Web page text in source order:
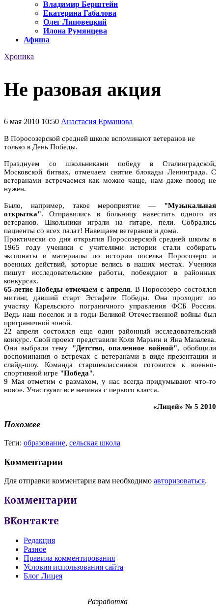
Владимир Берштейн
Екатерина Габалова
Олег Липовецкий
Илона Румянцева
Афиша
Хроника
Не разовая акция
6 мая 2010 10:50 Анастасия Ермашова
В Поросозерской средней школе вспоминают ветеранов не
только в День Победы.
Празднуем со школьниками победу в Сталинградской,
Московской битвах, отмечаем снятие блокады Ленинграда. С
ветеранами встречаемся как можно чаще, нам даже повод не
нужен.
Было, например, такое мероприятие — "Музыкальная
открытка". Отправились в больницу навестить одного из
ветеранов. Школьники играли на гитаре, пели. Собрались
пациенты со всех палат! Навещаем ветеранов и дома.
Практически со дня открытия Поросозерской средней школы в
1965 году ученики с учителями истории стали собирать
экспонаты и материалы по истории поселка Поросозеро и
военных действий, которые велись в наших местах. Ученики
пишут исследовательские работы, побеждают в районных
конкурсах.
65-летие Победы отмечаем с апреля. В Поросозеро состоялся
митинг, давший старт Эстафете Победы. Она проходит по
участку Карельского пограничного управления ФСБ России.
Ведь наш поселок и в годы Великой Отечественной войны был
приграничной зоной.
22 апреля состоялся еще один районный исследовательский
конкурс. Свой проект представили Коля Марьин и Яна Мазалева.
Они выбрали тему "Детство, опаленное войной", обобщили
воспоминания о встречах с ветеранами в виде презентации и
слайд-шоу. Команда старшеклассников готовится к военно-
спортивной игре "Победа".
9 Мая отметим с размахом, у нас всегда придумывают что-то
новое. Участвуют все начиная с первого класса.
«Лицей» № 5 2010
Похожее
Теги: образование, сельская школа
Комментарии
Для отправки комментария вам необходимо авторизоваться.
Комментарии
ВКонтакте
Редакция
Разное
Правила комментирования
Условия использования сайта
Блог Лицея
Разработка